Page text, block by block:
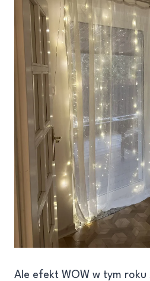
Ale efekt WOW w tym roku